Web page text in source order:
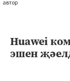
автор
Huawei
эшен